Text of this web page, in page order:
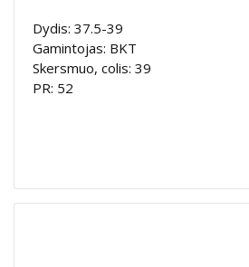
Dydis: 37.5-39
Gamintojas: BKT
Skersmuo, colis: 39
PR: 52